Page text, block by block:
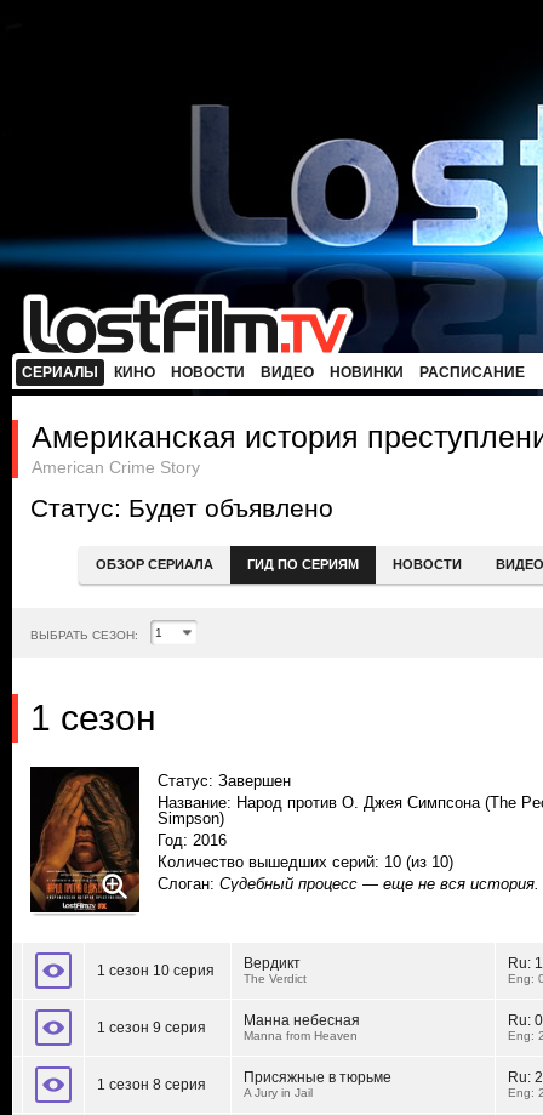
СЕРИАЛЫ КИНО НОВОСТИ ВИДЕО НОВИНКИ РАСПИСАНИЕ
Американская история
American Crime Story
Статус: Будет объявлено
ОБЗОР СЕРИАЛА ГИД ПО СЕРИЯМ НОВОСТИ ВИДЕО
ВЫБРАТЬ СЕЗОН:
1 сезон
Статус: Завершен
Название: Народ против О. Джея Симпсона (The
Simpson)
Год: 2016
Количество вышедших серий: 10 (из 10)
Слоган: Судебный процесс — еще не вся
1 сезон 10 серия Вердикт
The Verdict
Ru:
Eng:
1 сезон 9 серия Манна небесная
Manna from Heaven
Ru:
Eng:
1 сезон 8 серия Присяжные в тюрьме
A Jury in Jail
Ru:
Eng: